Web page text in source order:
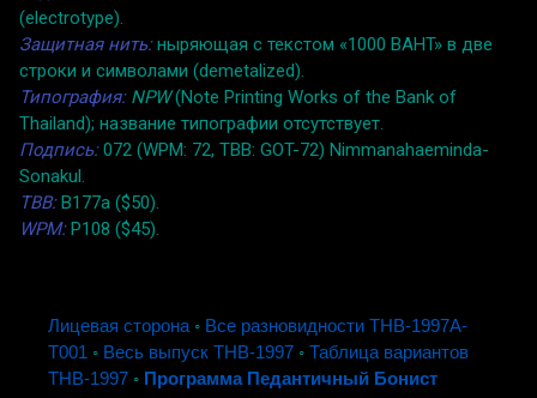
(electrotype).
Защитная нить:ныряющая с текстом «1000 BAHT» в две
строки и символами (demetalized).
Типография: NPW(Note Printing Works of the Bank of
Thailand); название типографии отсутствует.
Подпись:072 (WPM: 72, TBB: GOT-72) Nimmanahaeminda-
Sonakul.
TBB:B177a ($50).
WPM:P108 ($45).
Лицевая сторона◦ Все разновидности THB-1997A-
T001 ◦ Весь выпуск THB-1997 ◦ Таблица вариантов
THB-1997 ◦ Программа Педантичный Бонист